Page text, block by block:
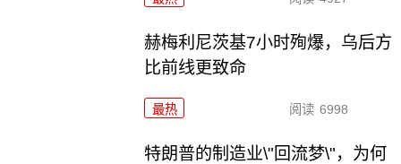
赫梅利尼茨基7小时殉爆，乌后方
比前线更致命
最热 阅读 6998
特朗普的制造业\"回流梦\"，为何